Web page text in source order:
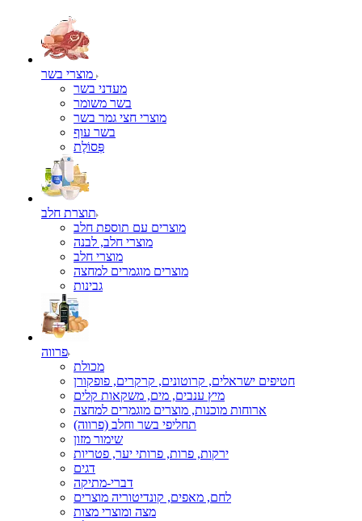
מעדני בשר
בשר משומר
מוצרי חצי גמר בשר
בשר עוף
פְּסוֹלֶת
תוצרת חלב
מוצרים עם תוספת חלב
מוצרי חלב, לבנה
מוצרי חלב
מוצרים מוגמרים למחצה
גבינות
פרווה
מכולת
חטיפים ישראלים, קרוטונים, קרקרים, פופקורן
מיץ ענבים, מים, משקאות קלים
ארוחות מוכנות, מוצרים מוגמרים למחצה
תחליפי בשר וחלב (פרווה)
שימור מזון
ירקות, פרות, פרותי יער, פטריות
דגים
דברי-מתיקה
לחם, מאפים, קונדיטוריה מוצרים
מצה ומוצרי מצות